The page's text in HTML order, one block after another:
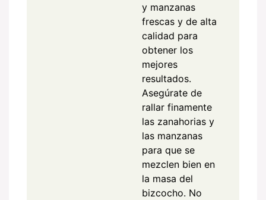
y manzanas
frescas y de alta
calidad para
obtener los
mejores
resultados.
Asegúrate de
rallar finamente
las zanahorias y
las manzanas
para que se
mezclen bien en
la masa del
bizcocho. No